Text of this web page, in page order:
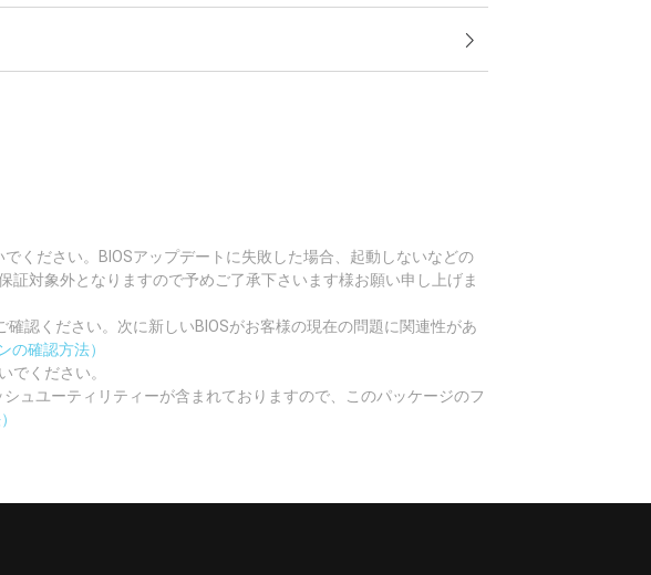
ください。BIOSアップデートに失敗した場合、起動しないなどの
対象外となりますので予めご了承下さいます様お願い申し上げま
認ください。次に新しいBIOSがお客様の現在の問題に関連性があ
の確認方法）
でください。
ュユーティリティーが含まれておりますので、このパッケージのフ